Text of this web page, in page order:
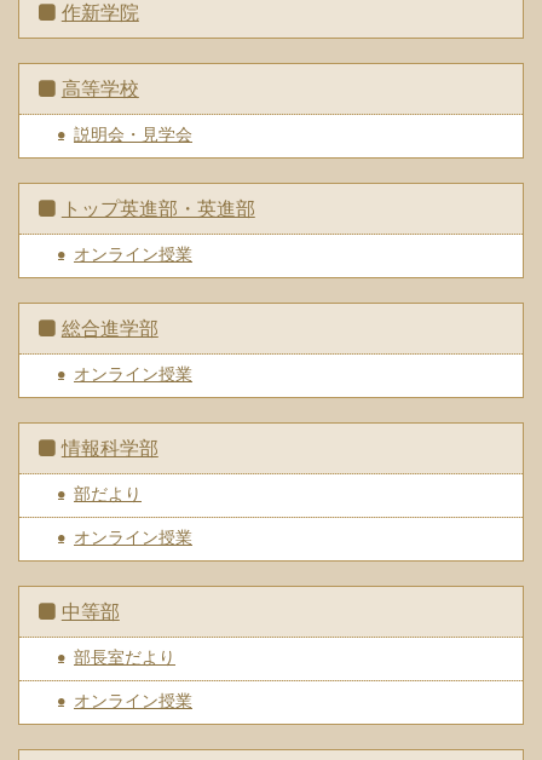
作新学院
高等学校
説明会・見学会
トップ英進部・英進部
オンライン授業
総合進学部
オンライン授業
情報科学部
部だより
オンライン授業
中等部
部長室だより
オンライン授業